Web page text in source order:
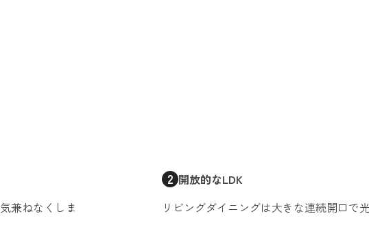
兼ねなくしま
2 開放的なLDK
リビングダイニングは大きな連続開口で